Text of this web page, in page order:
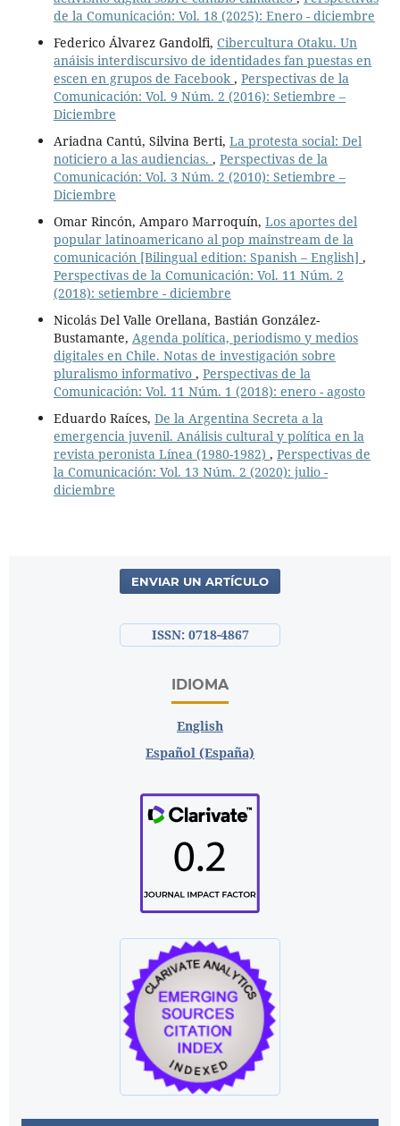
de la Comunicación: Vol. 18 (2025): Enero - diciembre
Federico Álvarez Gandolfi, Cibercultura Otaku. Un
anáisis interdiscursivo de identidades fan puestas en
escen en grupos de Facebook , Perspectivas de la
Comunicación: Vol. 9 Núm. 2 (2016): Setiembre –
Diciembre
Ariadna Cantú, Silvina Berti, La protesta social: Del
noticiero a las audiencias. , Perspectivas de la
Comunicación: Vol. 3 Núm. 2 (2010): Setiembre –
Diciembre
Omar Rincón, Amparo Marroquín, Los aportes del
popular latinoamericano al pop mainstream de la
comunicación [Bilingual edition: Spanish – English] ,
Perspectivas de la Comunicación: Vol. 11 Núm. 2
(2018): setiembre - diciembre
Nicolás Del Valle Orellana, Bastián González-
Bustamante, Agenda política, periodismo y medios
digitales en Chile. Notas de investigación sobre
pluralismo informativo , Perspectivas de la
Comunicación: Vol. 11 Núm. 1 (2018): enero - agosto
Eduardo Raíces, De la Argentina Secreta a la
emergencia juvenil. Análisis cultural y política en la
revista peronista Línea (1980-1982) , Perspectivas de
la Comunicación: Vol. 13 Núm. 2 (2020): julio -
diciembre
ENVIAR UN ARTÍCULO
ISSN: 0718-4867
IDIOMA
English
Español (España)